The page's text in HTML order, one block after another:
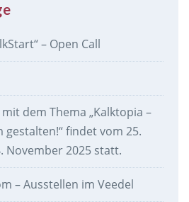
– Open Call
dem Thema „Kalktopia –
findet vom 25.
November 2025 statt.
– Ausstellen im Veedel